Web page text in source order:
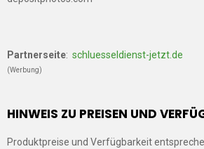
Partnerseite: schluesseldienst-jetzt.de
(Werbung)
HINWEIS ZU PREISEN UND
Produktpreise und Verfügbarkeit